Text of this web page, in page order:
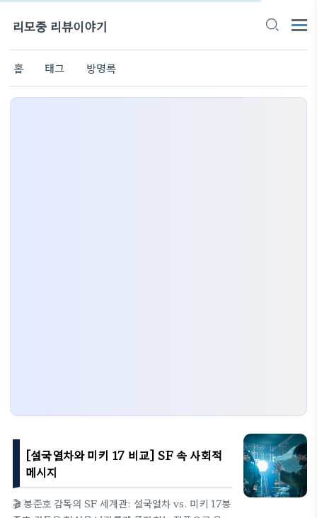
리모중 리뷰이야기
홈 태그 방명록
[설국열차와 미키 17 비교] SF 속 사회적
메시지
🎬 봉준호 감독의 SF 세계관: 설국열차 vs. 미키 17봉